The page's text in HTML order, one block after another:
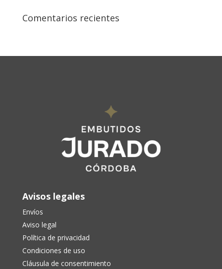
Comentarios recientes
Avisos legales
Envíos
Aviso legal
Política de privacidad
Condiciones de uso
Cláusula de consentimiento